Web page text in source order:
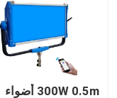
300W 0.5m أضواء